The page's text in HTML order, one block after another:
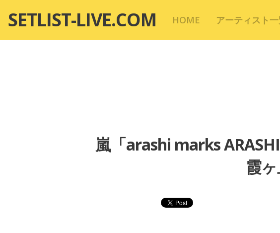
テ
SETLIST-LIVE.COM HOME アーティスト
嵐「arashi marks
霞